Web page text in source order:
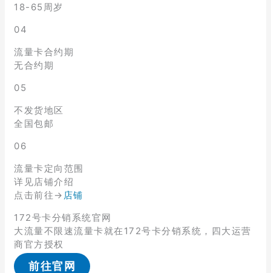
18-65周岁
04
流量卡合约期
无合约期
05
不发货地区
全国包邮
06
流量卡定向范围
详见店铺介绍
点击前往→ 店铺
172号卡分销系统官网
大流量不限速流量卡就在172号卡分销系统，四大运营
商官方授权
前往官网